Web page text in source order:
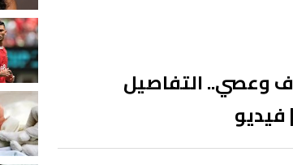
وعصي.. التفاصيل